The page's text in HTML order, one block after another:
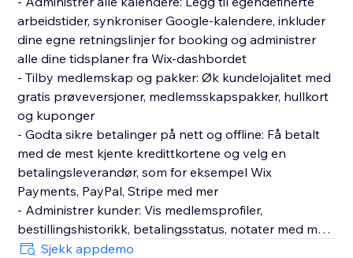
arbeidstider, synkroniser Google-kalendere, inkluder
dine egne retningslinjer for booking og administrer
alle dine tidsplaner fra Wix-dashbordet
- Tilby medlemskap og pakker: Øk kundelojalitet med
gratis prøveversjoner, medlemsskapspakker, hullkort
og kuponger
- Godta sikre betalinger på nett og offline: Få betalt
med de mest kjente kredittkortene og velg en
betalingsleverandør, som for eksempel Wix
Payments, PayPal, Stripe med mer
- Administrer kunder: Vis medlemsprofiler,
bestillingshistorikk, betalingsstatus, notater med mer
- Send automatiske e-poster: Påminn kunder om
Sjekk appdemo